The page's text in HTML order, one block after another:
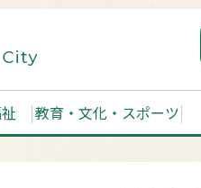
教育・文化・スポーツ